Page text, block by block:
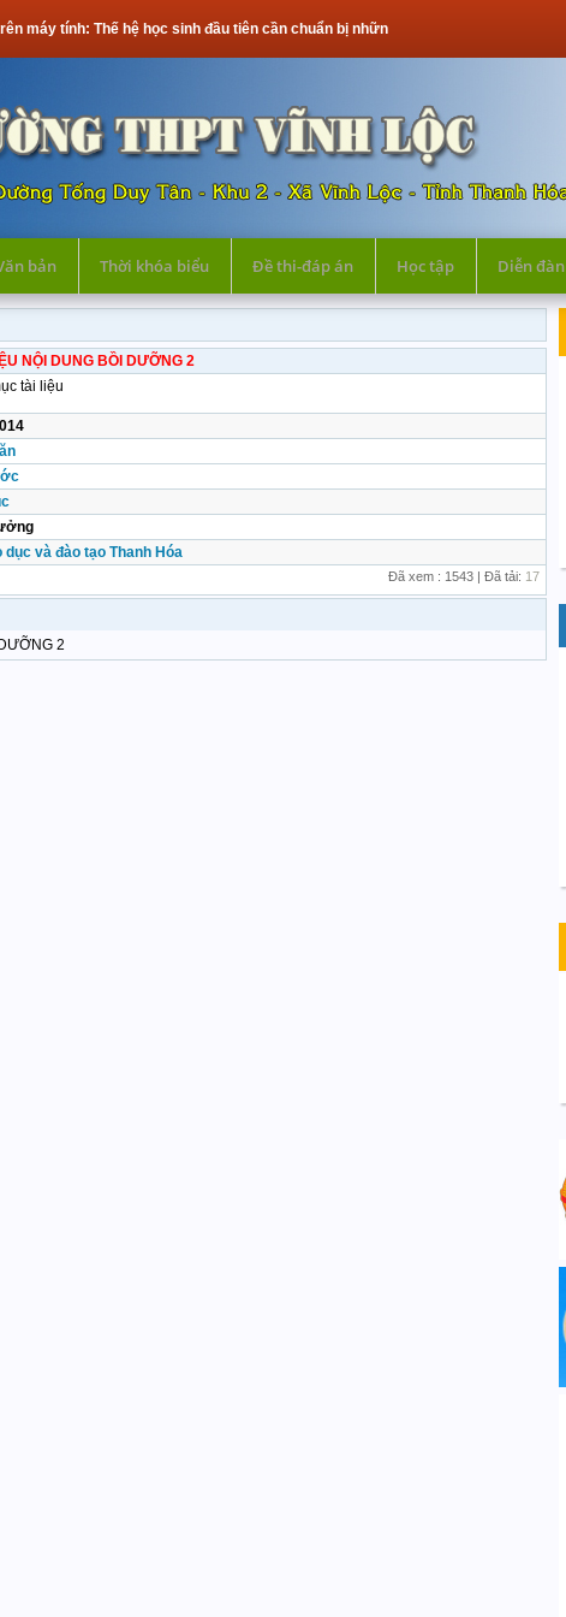
máy tính: Thế hệ học sinh đầu tiên cần chuẩn bị những gì?
bản Thời khóa biểu Đề thi-đáp án Học tập Diễn đàn
NỘI DUNG BỒI DƯỠNG 2
tài liệu
dục và đào tạo Thanh Hóa
Đã xem : 1543 | Đã tải: 17
2